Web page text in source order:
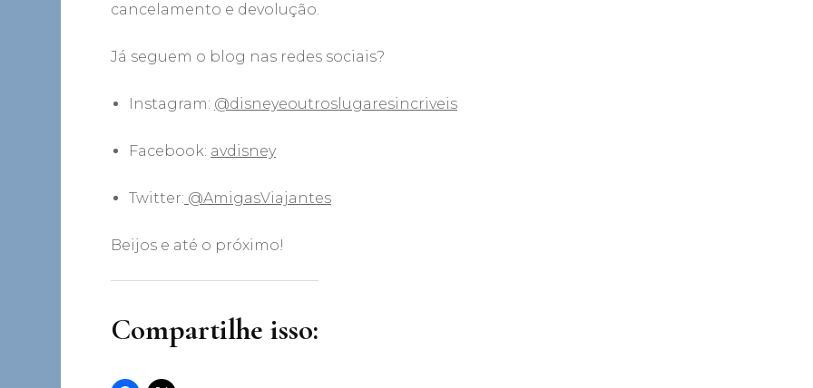
cancelamento e devolução.
Já seguem o blog nas redes sociais?
Instagram: @disneyeoutroslugaresincriveis
Facebook: avdisney
Twitter: @AmigasViajantes
Beijos e até o próximo!
Compartilhe isso: